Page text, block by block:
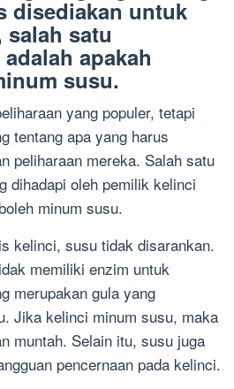
disediakan untuk
salah satu
apakah
susu.
yang populer, tetapi
tentang apa yang harus
peliharaan mereka. Salah satu
dihadapi oleh pemilik kelinci
minum susu.
kelinci, susu tidak disarankan.
memiliki enzim untuk
merupakan gula yang
Jika kelinci minum susu, maka
muntah. Selain itu, susu juga
pencernaan pada kelinci.